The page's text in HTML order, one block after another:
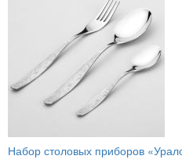
Набор столовых приборов